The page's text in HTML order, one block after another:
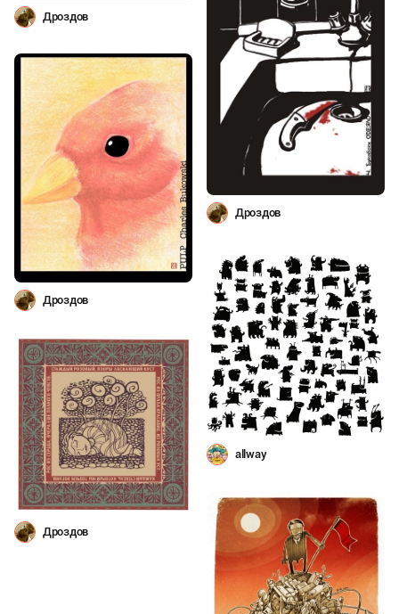
Дроздов
Дроздов
Дроздов
allway
Дроздов